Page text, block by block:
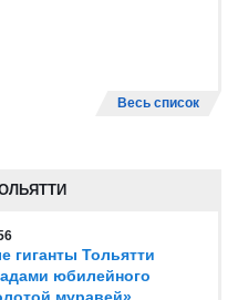
Весь список
Тольятти
юбилейного